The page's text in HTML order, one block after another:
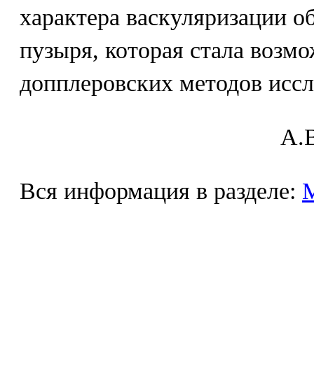
характера васкуляризации
пузыря, которая стала
допплеровских методов
Вся информация в разделе: